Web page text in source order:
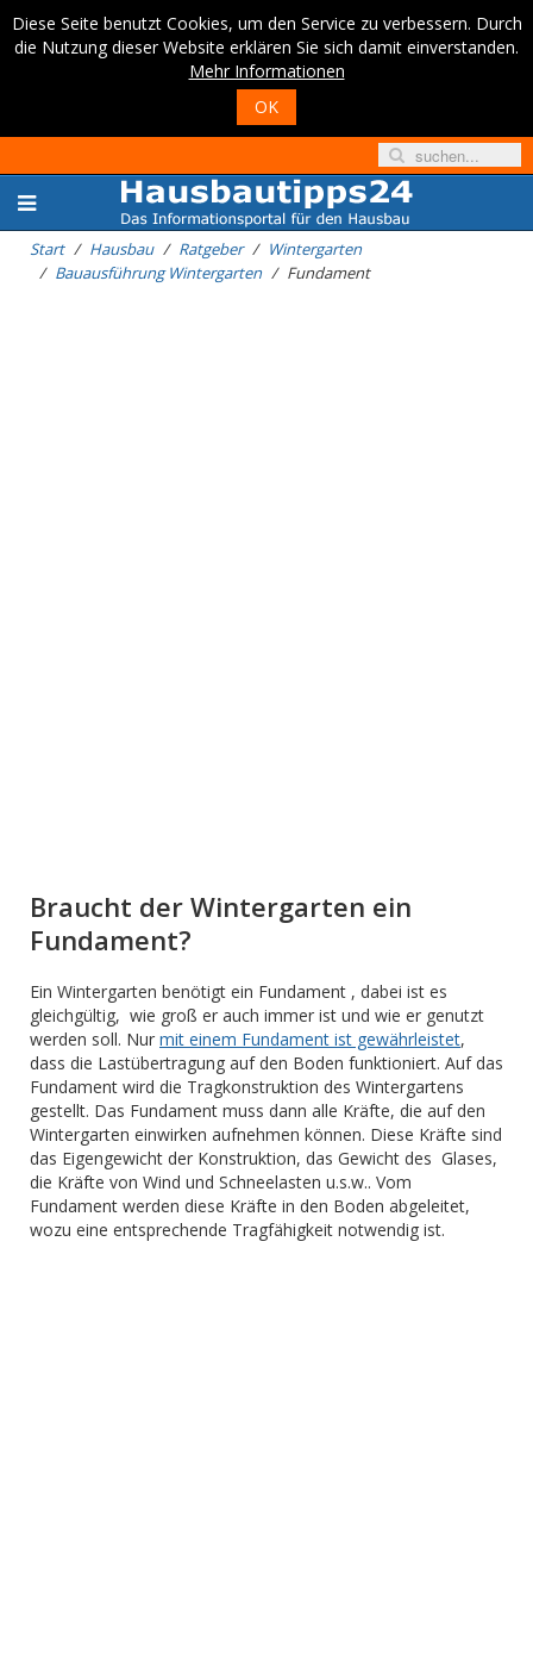
Diese Seite benutzt Cookies, um den Service zu verbessern. Durch
die Nutzung dieser Website erklären Sie sich damit einverstanden.
Mehr Informationen
OK
Start Hausbau Ratgeber
Wintergarten
Bauausführung Wintergarten
Fundament
Braucht der Wintergarten ein
Fundament?
Ein Wintergarten benötigt ein Fundament , dabei ist es
gleichgültig, wie groß er auch immer ist und wie er genutzt
werden soll. Nur mit einem Fundament ist gewährleistet,
dass die Lastübertragung auf den Boden funktioniert. Auf das
Fundament wird die Tragkonstruktion des Wintergartens
gestellt. Das Fundament muss dann alle Kräfte, die auf den
Wintergarten einwirken aufnehmen können. Diese Kräfte sind
das Eigengewicht der Konstruktion, das Gewicht des Glases,
die Kräfte von Wind und Schneelasten u.s.w.. Vom
Fundament werden diese Kräfte in den Boden abgeleitet,
wozu eine entsprechende Tragfähigkeit notwendig ist.